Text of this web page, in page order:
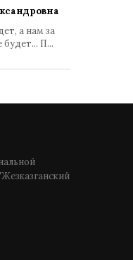
а нам за
будет... П...